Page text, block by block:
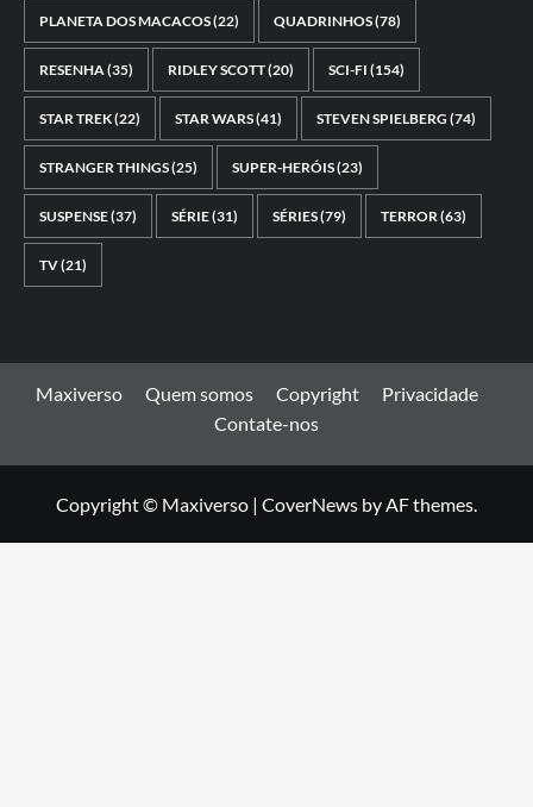
PLANETA DOS MACACOS(22) QUADRINHOS(78)
RESENHA(35) RIDLEY SCOTT(20) SCI-FI (154)
STAR TREK(22) STAR WARS(41) STEVEN SPIELBERG (74)
STRANGER THINGS(25) SUPER-HERÓIS(23)
SUSPENSE(37) SÉRIE(31) SÉRIES(79) TERROR(63)
TV(21)
Maxiverso Quem somos Copyright
Privacidade
Contate-nos
Copyright © Maxiverso | CoverNews by AF themes.